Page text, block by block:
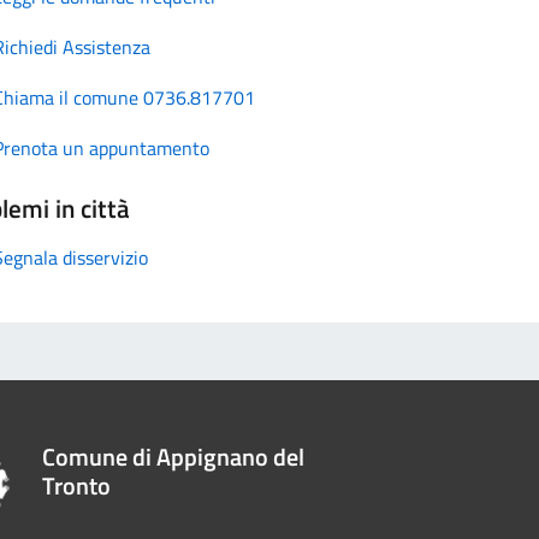
Assistenza
il comune 0736.817701
un appuntamento
in città
disservizio
Comune di Appignano del
Tronto